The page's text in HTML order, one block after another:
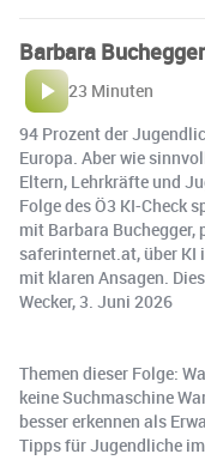
Barbara
23 Minuten
94 Prozent der
Europa. Aber wie
Eltern, Lehrkräfte und
Folge des Ö3 KI-Check
mit Barbara Buchegger,
saferinternet.at, über KI
mit klaren Ansagen.
Wecker, 3. Juni 2026
Themen dieser Folge:
keine Suchmaschine
besser erkennen als
Tipps für Jugendliche